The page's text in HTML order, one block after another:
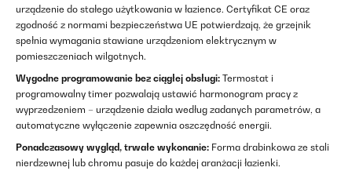
urządzenie do stałego użytkowania w łazience. Certyfikat CE oraz
zgodność z normami bezpieczeństwa UE potwierdzają, że grzejnik
spełnia wymagania stawiane urządzeniom elektrycznym w
pomieszczeniach wilgotnych.
Wygodne programowanie bez ciągłej obsługi: Termostat i
programowalny timer pozwalają ustawić harmonogram pracy z
wyprzedzeniem – urządzenie działa według zadanych parametrów, a
automatyczne wyłączenie zapewnia oszczędność energii.
Ponadczasowy wygląd, trwałe wykonanie: Forma drabinkowa ze stali
nierdzewnej lub chromu pasuje do każdej aranżacji łazienki.